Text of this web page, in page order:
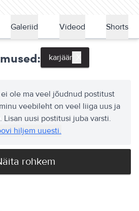
Galeriid Videod Shorts
karjäär
ole ma veel jõudnud postitust
veebileht on veel liiga uus ja
Lisan uusi postitusi juba varsti.
hiljem uuesti.
rohkem